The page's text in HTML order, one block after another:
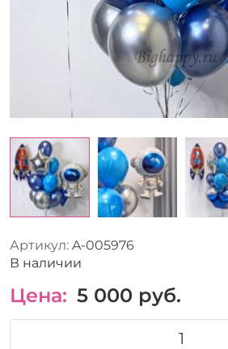
Артикул: A-005976
В наличии
Цена: 5 000 руб.